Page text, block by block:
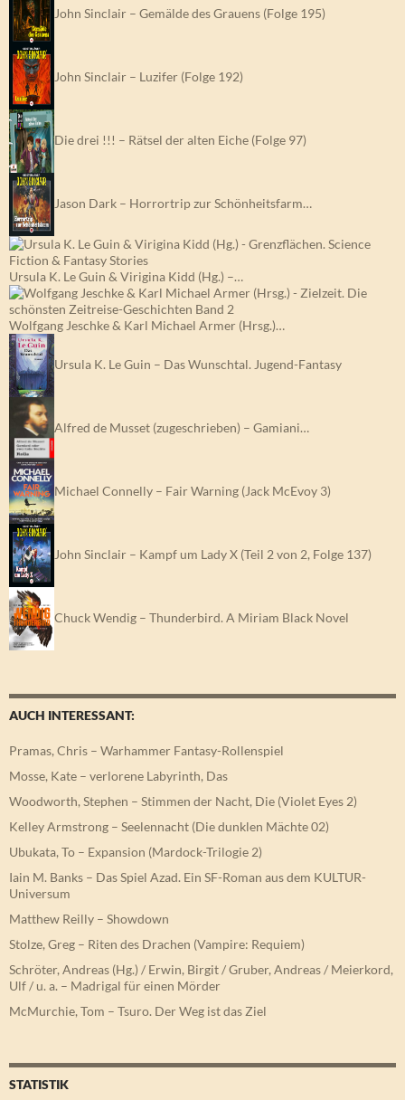
John Sinclair – Gemälde des Grauens (Folge 195)
John Sinclair – Luzifer (Folge 192)
Die drei !!! – Rätsel der alten Eiche (Folge 97)
Jason Dark – Horrortrip zur Schönheitsfarm…
Ursula K. Le Guin & Virigina Kidd (Hg.) –…
Wolfgang Jeschke & Karl Michael Armer (Hrsg.)…
Ursula K. Le Guin – Das Wunschtal. Jugend-Fantasy
Alfred de Musset (zugeschrieben) – Gamiani…
Michael Connelly – Fair Warning (Jack McEvoy 3)
John Sinclair – Kampf um Lady X (Teil 2 von 2, Folge 137)
Chuck Wendig – Thunderbird. A Miriam Black Novel
AUCH INTERESSANT:
Pramas, Chris – Warhammer Fantasy-Rollenspiel
Mosse, Kate – verlorene Labyrinth, Das
Woodworth, Stephen – Stimmen der Nacht, Die (Violet Eyes 2)
Kelley Armstrong – Seelennacht (Die dunklen Mächte 02)
Ubukata, To – Expansion (Mardock-Trilogie 2)
Iain M. Banks – Das Spiel Azad. Ein SF-Roman aus dem KULTUR-
Universum
Matthew Reilly – Showdown
Stolze, Greg – Riten des Drachen (Vampire: Requiem)
Schröter, Andreas (Hg.) / Erwin, Birgit / Gruber, Andreas / Meierkord,
Ulf / u. a. – Madrigal für einen Mörder
McMurchie, Tom – Tsuro. Der Weg ist das Ziel
STATISTIK